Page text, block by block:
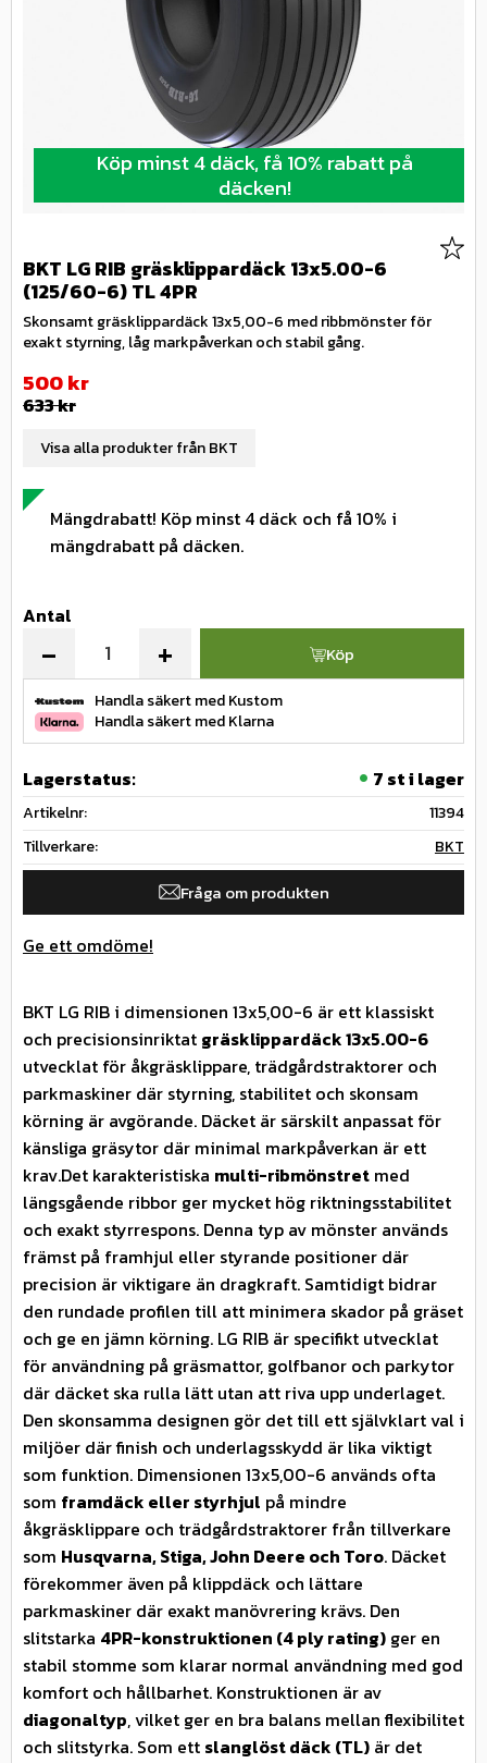
Köp minst 4 däck, få 10% rabatt på
däcken!
BKT LG RIB gräsklippardäck 13x5.00-6
(125/60-6) TL 4PR
Skonsamt gräsklippardäck 13x5,00-6 med ribbmönster för
exakt styrning, låg markpåverkan och stabil gång.
Mängdrabatt! Köp minst 4 däck och få 10% i
mängdrabatt på däcken.
Nedsatt pris:
500kr
Ordinarie pris:
633kr
Antal
+
- Köp
Handla säkert med Kustom
Handla säkert med Klarna
Lagerstatus 7 st i lager
Artikelnr
11394
Tillverkare
BKT
Fråga om produkten
Visa alla produkter från BKT
Ge ett omdöme!
BKT LG RIB i dimensionen 13x5,00-6 är ett klassiskt
och precisionsinriktat gräsklippardäck 13x5.00-6
utvecklat för åkgräsklippare, trädgårdstraktorer och
parkmaskiner där styrning, stabilitet och skonsam
körning är avgörande. Däcket är särskilt anpassat för
känsliga gräsytor där minimal markpåverkan är ett
krav.Det karakteristiska multi-ribmönstret med
längsgående ribbor ger mycket hög riktningsstabilitet
och exakt styrrespons. Denna typ av mönster används
främst på framhjul eller styrande positioner där
precision är viktigare än dragkraft. Samtidigt bidrar
den rundade profilen till att minimera skador på gräset
och ge en jämn körning. LG RIB är specifikt utvecklat
för användning på gräsmattor, golfbanor och parkytor
där däcket ska rulla lätt utan att riva upp underlaget.
Den skonsamma designen gör det till ett självklart val i
miljöer där finish och underlagsskydd är lika viktigt
som funktion. Dimensionen 13x5,00-6 används ofta
som framdäck eller styrhjul på mindre
åkgräsklippare och trädgårdstraktorer från tillverkare
som Husqvarna, Stiga, John Deere och Toro. Däcket
förekommer även på klippdäck och lättare
parkmaskiner där exakt manövrering krävs. Den
slitstarka 4PR-konstruktionen (4 ply rating) ger en
stabil stomme som klarar normal användning med god
komfort och hållbarhet. Konstruktionen är av
diagonaltyp, vilket ger en bra balans mellan flexibilitet
och slitstyrka. Som ett slanglöst däck (TL) är det